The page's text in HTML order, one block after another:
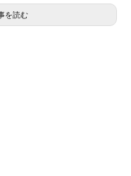
を読む